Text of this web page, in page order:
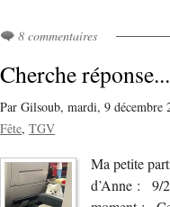
8 commentaires
Cherche réponse...
Par Gilsoub, mardi, 9 décembre
Fête TGV
Ma petite
d’Anne : 9/